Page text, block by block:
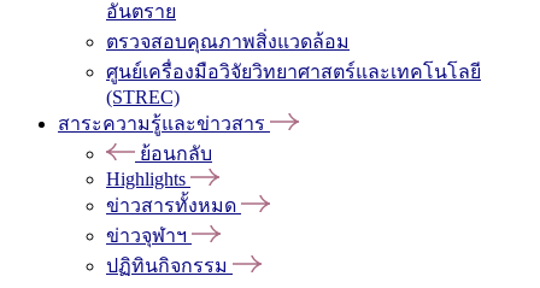
อันตราย
ตรวจสอบคุณภาพสิ่งแวดล้อม
ศูนย์เครื่องมือวิจัยวิทยาศาสตร์และเทคโนโลยี
(STREC)
สาระความรู้และข่าวสาร
ย้อนกลับ
Highlights
ข่าวสารทั้งหมด
ข่าวจุฬาฯ
ปฏิทินกิจกรรม